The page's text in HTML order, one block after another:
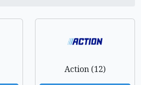
Action (12)